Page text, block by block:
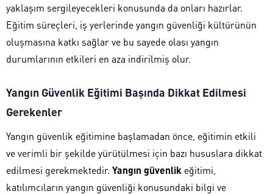
yaklaşım sergileyecekleri konusunda da onları hazırlar.
Eğitim süreçleri, iş yerlerinde yangın güvenliği kültürünün
oluşmasına katkı sağlar ve bu sayede olası yangın
durumlarının etkileri en aza indirilmiş olur.
Yangın Güvenlik Eğitimi Başında Dikkat Edilmesi
Gerekenler
Yangın güvenlik eğitimine başlamadan önce, eğitimin etkili
ve verimli bir şekilde yürütülmesi için bazı hususlara dikkat
edilmesi gerekmektedir. Yangın güvenlik eğitimi,
katılımcıların yangın güvenliği konusundaki bilgi ve